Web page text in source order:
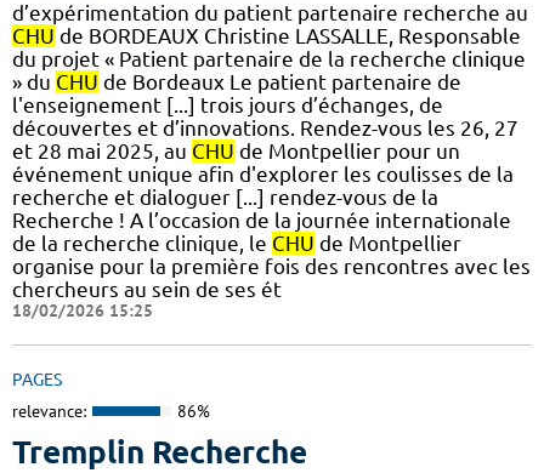
d’expérimentation du patient partenaire recherche au
CHU de BORDEAUX Christine LASSALLE, Responsable
du projet « Patient partenaire de la recherche clinique
» du CHU de Bordeaux Le patient partenaire de
l'enseignement [...] trois jours d’échanges, de
découvertes et d’innovations. Rendez-vous les 26, 27
et 28 mai 2025, au CHU de Montpellier pour un
événement unique afin d'explorer les coulisses de la
recherche et dialoguer [...] rendez-vous de la
Recherche ! A l’occasion de la journée internationale
de la recherche clinique, le CHU de Montpellier
organise pour la première fois des rencontres avec les
chercheurs au sein de ses ét
18/02/2026 15:25
PAGES
relevance: 86%
Tremplin Recherche